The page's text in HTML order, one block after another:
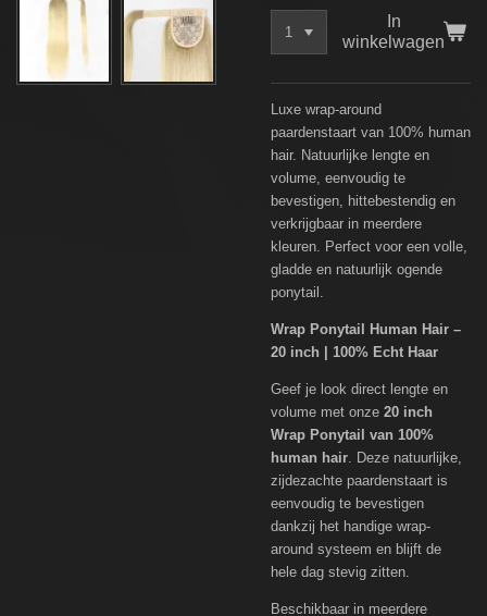
In
winkelwagen
Luxe wrap-around
paardenstaart van 100% human
hair. Natuurlijke lengte en
volume, eenvoudig te
bevestigen, hittebestendig en
verkrijgbaar in meerdere
kleuren. Perfect voor een volle,
gladde en natuurlijk ogende
ponytail.
Wrap Ponytail Human Hair –
20 inch | 100% Echt Haar
Geef je look direct lengte en
volume met onze 20 inch
Wrap Ponytail van 100%
human hair . Deze natuurlijke,
zijdezachte paardenstaart is
eenvoudig te bevestigen
dankzij het handige wrap-
around systeem en blijft de
hele dag stevig zitten.
Beschikbaar in meerdere